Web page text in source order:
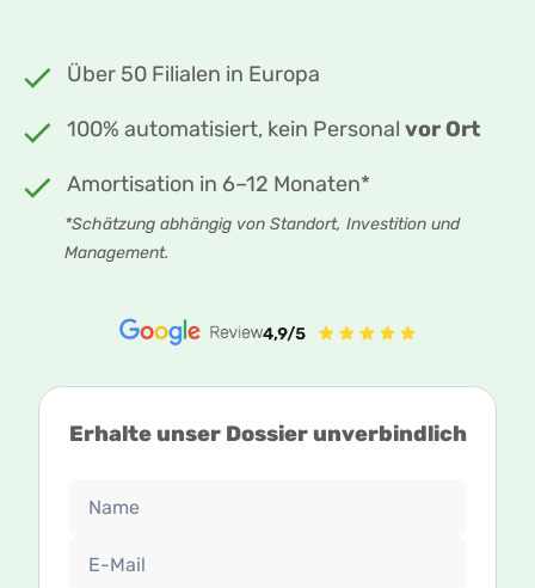
Über 50 Filialen in Europa
100% automatisiert, kein Personal vor Ort
Amortisation in 6–12 Monaten*
*Schätzung abhängig von Standort, Investition und
Management.
Erhalte unser Dossier unverbindlich